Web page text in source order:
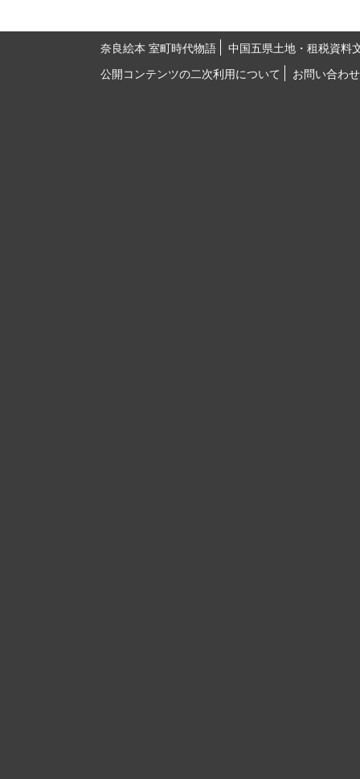
奈良絵本 室町時代物語
中国五県土地・租税資料
公開コンテンツの二次利用について
お問い合わせ